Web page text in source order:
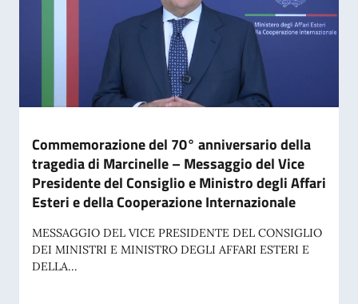
Commemorazione del 70° anniversario della
tragedia di Marcinelle – Messaggio del Vice
Presidente del Consiglio e Ministro degli Affari
Esteri e della Cooperazione Internazionale
MESSAGGIO DEL VICE PRESIDENTE DEL CONSIGLIO
DEI MINISTRI E MINISTRO DEGLI AFFARI ESTERI E
DELLA...